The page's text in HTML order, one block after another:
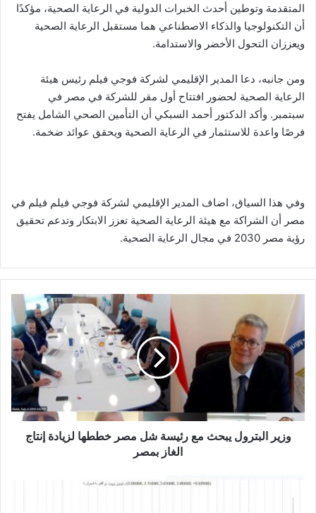
المتقدمة وتوطين أحدث الخبرات الدولية في الرعاية الصحية، مؤكدًا
أن التكنولوجيا والذكاء الاصطناعي هما مستقبل الرعاية الصحية
ويعززان التحول الأخضر والاستدامة.
ومن جانبه، دعا المدير الإقليمي لشركة فوجي فيلم رئيس هيئة
الرعاية الصحية لحضور افتتاح أول مقر للشركة في مصر في
سبتمبر. وأكد الدكتور أحمد السبكي أن التأمين الصحي الشامل يفتح
فرصًا واعدة للاستثمار في الرعاية الصحية ويحقق عوائد ضخمة.
وفي هذا السياق، اضاف المدير الإقليمي لشركة فوجي فيلم فيلم في
مصر أن الشراكة مع هيئة الرعاية الصحية تعزز الابتكار وتدعم تحقيق
رؤية مصر 2030 في مجال الرعاية الصحية.
يبحث
مع
رئيسة
شل
مصر
خططها
لزيادة
إنتاجوزير البترول يبحث مع رئيسة شل مصر خططها لزيادة إنتاج
الغاز بمصر